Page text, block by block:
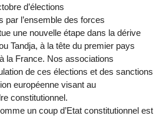
d’élections
par l’ensemble des forces
une nouvelle étape dans la dérive
Tandja, à la tête du premier pays
la France. Nos associations
de ces élections et des sanctions
européenne visant au
constitutionnel.
un coup d’Etat constitutionnel est